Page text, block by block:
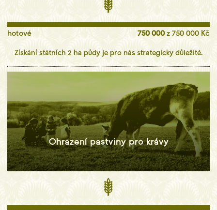
hotové 750 000z 750 000 Kč
Získání státních 2 ha půdy je pro nás strategicky důležité.
Ohrazení pastviny pro krávy